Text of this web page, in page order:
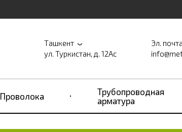
Ташкент
ул. Туркистан, д. 12Ас
Эл. почта
Проволока
Трубопроводная
арматура